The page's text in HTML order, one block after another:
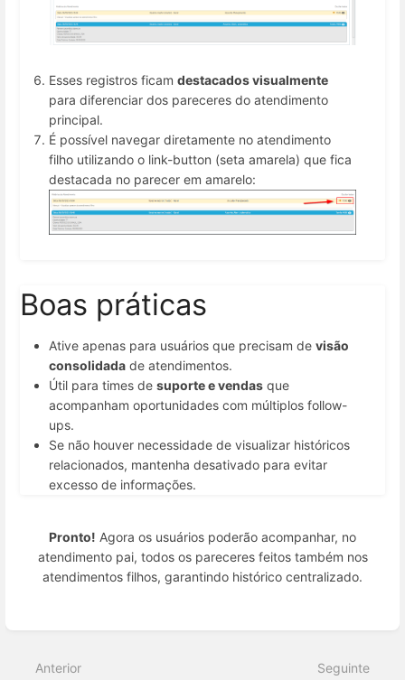
Esses registros ficam destacados visualmente
para diferenciar dos pareceres do atendimento
principal.
É possível navegar diretamente no atendimento
filho utilizando o link-button (seta amarela) que fica
destacada no parecer em amarelo:
Boas práticas
Ative apenas para usuários que precisam de visão
consolidada de atendimentos.
Útil para times de suporte e vendas que
acompanham oportunidades com múltiplos follow-
ups.
Se não houver necessidade de visualizar históricos
relacionados, mantenha desativado para evitar
excesso de informações.
Pronto! Agora os usuários poderão acompanhar, no
atendimento pai, todos os pareceres feitos também nos
atendimentos filhos, garantindo histórico centralizado.
deAnterior Seguinte